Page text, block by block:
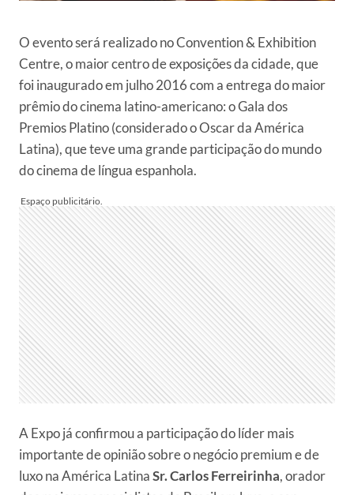
O evento será realizado no Convention & Exhibition
Centre, o maior centro de exposições da cidade, que
foi inaugurado em julho 2016 com a entrega do maior
prêmio do cinema latino-americano: o Gala dos
Premios Platino (considerado o Oscar da América
Latina), que teve uma grande participação do mundo
do cinema de língua espanhola.
A Expo já confirmou a participação do líder mais
importante de opinião sobre o negócio premium e de
luxo na América LatinaSr. Carlos Ferreirinha, orador